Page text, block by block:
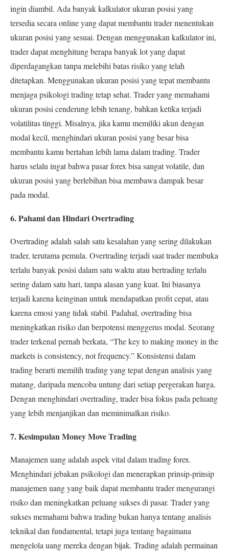
ingin diambil. Ada banyak kalkulator ukuran posisi yang
tersedia secara online yang dapat membantu trader menentukan
ukuran posisi yang sesuai. Dengan menggunakan kalkulator ini,
trader dapat menghitung berapa banyak lot yang dapat
diperdagangkan tanpa melebihi batas risiko yang telah
ditetapkan. Menggunakan ukuran posisi yang tepat membantu
menjaga psikologi trading tetap sehat. Trader yang memahami
ukuran posisi cenderung lebih tenang, bahkan ketika terjadi
volatilitas tinggi. Misalnya, jika kamu memiliki akun dengan
modal kecil, menghindari ukuran posisi yang besar bisa
membantu kamu bertahan lebih lama dalam trading. Trader
harus selalu ingat bahwa pasar forex bisa sangat volatile, dan
ukuran posisi yang berlebihan bisa membawa dampak besar
pada modal.
6. Pahami dan Hindari Overtrading
Overtrading adalah salah satu kesalahan yang sering dilakukan
trader, terutama pemula. Overtrading terjadi saat trader membuka
terlalu banyak posisi dalam satu waktu atau bertrading terlalu
sering dalam satu hari, tanpa alasan yang kuat. Ini biasanya
terjadi karena keinginan untuk mendapatkan profit cepat, atau
karena emosi yang tidak stabil. Padahal, overtrading bisa
meningkatkan risiko dan berpotensi menggerus modal. Seorang
trader terkenal pernah berkata, “The key to making money in the
markets is consistency, not frequency.” Konsistensi dalam
trading berarti memilih trading yang tepat dengan analisis yang
matang, daripada mencoba untung dari setiap pergerakan harga.
Dengan menghindari overtrading, trader bisa fokus pada peluang
yang lebih menjanjikan dan meminimalkan risiko.
7. Kesimpulan Money Move Trading
Manajemen uang adalah aspek vital dalam trading forex.
Menghindari jebakan psikologi dan menerapkan prinsip-prinsip
manajemen uang yang baik dapat membantu trader mengurangi
risiko dan meningkatkan peluang sukses di pasar. Trader yang
sukses memahami bahwa trading bukan hanya tentang analisis
teknikal dan fundamental, tetapi juga tentang bagaimana
mengelola uang mereka dengan bijak. Trading adalah permainan